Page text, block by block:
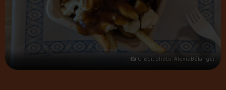
📸 Crédit photo : Alexis Bélanger